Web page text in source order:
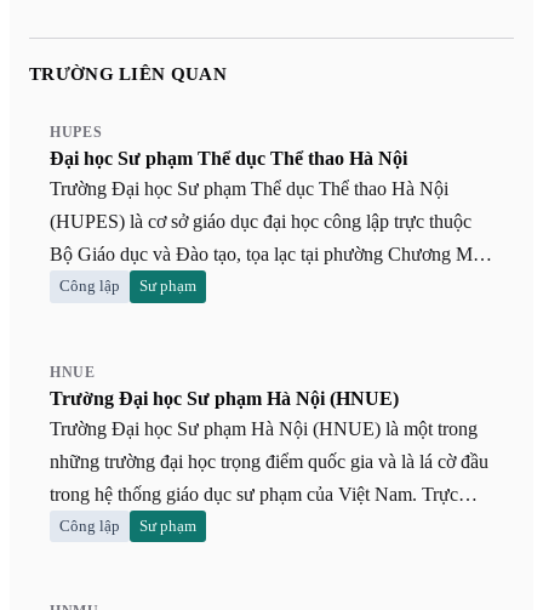
TRƯỜNG LIÊN QUAN
HUPES
Đại học Sư phạm Thể dục Thể thao Hà Nội
Trường Đại học Sư phạm Thể dục Thể thao Hà Nội
(HUPES) là cơ sở giáo dục đại học công lập trực thuộc
Bộ Giáo dục và Đào tạo, tọa lạc tại phường Chương Mỹ,
Thủ đô Hà Nội. Được thành lập từ năm 1961, HUPES tự
bộ quản lý thể thao, huấn luyện viên và giáo viên Giáo
dục Quốc phòng - An ninh. Khác với các trường sư phạm
đa ngành, HUPES là trường sư phạm chuyên biệt với tiêu
chuẩn đầu vào mang tính đặc thù cao về thể hình và năng
khiếu. Sinh viên theo học tại trường được rèn luyện trong
Công lập Sư phạm
HNUE
Trường Đại học Sư phạm Hà Nội (HNUE)
Trường Đại học Sư phạm Hà Nội (HNUE) là một trong
những trường đại học trọng điểm quốc gia và là lá cờ đầu
trong hệ thống giáo dục sư phạm của Việt Nam. Trực
thuộc Bộ Giáo dục và Đào tạo, trường được thành lập từ
Công lập Sư phạm